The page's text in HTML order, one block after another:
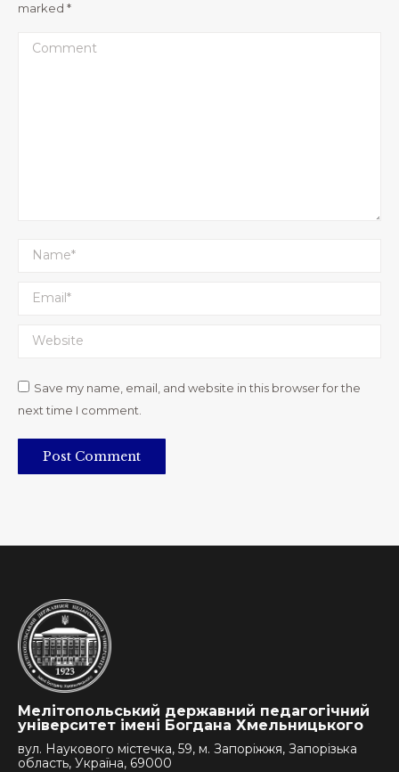
marked *
Comment
Name *
Email *
Website
Save my name, email, and website in this browser for the
next time I comment.
Post Comment
Мелітопольський державний педагогічний
університет імені Богдана Хмельницького
вул. Наукового містечка, 59, м. Запоріжжя, Запорізька
область, Україна, 69000